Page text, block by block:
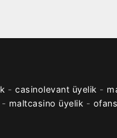
- casinolevant üyelik -
- maltcasino üyelik -